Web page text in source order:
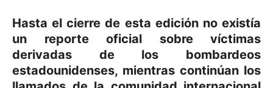
Hasta el cierre de esta edición no existía
un reporte oficial sobre víctimas
derivadas de los bombardeos
estadounidenses, mientras continúan los